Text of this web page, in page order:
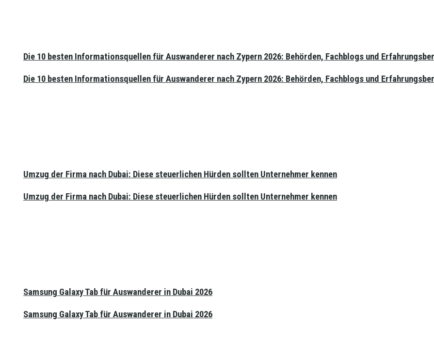
Die 10 besten Informationsquellen für Auswanderer nach Zypern 2026: Behörden, Fachblogs und
Umzug der Firma nach Dubai: Diese steuerlichen Hürden sollten Unternehmer kennen
Samsung Galaxy Tab für Auswanderer in Dubai 2026
Die 10 besten Informationsquellen für Auswanderer nach Zypern 2026: Behörden, Fachblogs und
Umzug der Firma nach Dubai: Diese steuerlichen Hürden sollten Unternehmer kennen
Samsung Galaxy Tab für Auswanderer in Dubai 2026